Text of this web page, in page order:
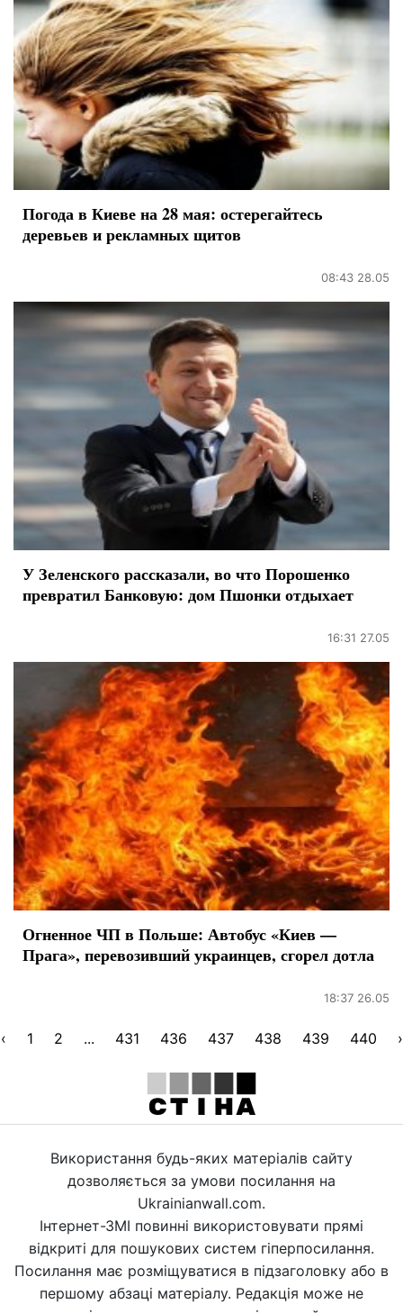
Погода в Киеве на 28 мая: остерегайтесь
деревьев и рекламных щитов
08:43 28.05
У Зеленского рассказали, во что Порошенко
превратил Банковую: дом Пшонки отдыхает
16:31 27.05
Огненное ЧП в Польше: Автобус «Киев —
Прага», перевозивший украинцев, сгорел дотла
18:37 26.05
‹ 1 2 ... 431 436 437 438 439 440 ›
Використання будь-яких матеріалів сайту
дозволяється за умови посилання на
Ukrainianwall.com.
Інтернет-ЗМІ повинні використовувати прямі
відкриті для пошукових систем гіперпосилання.
Посилання має розміщуватися в підзаголовку або в
першому абзаці матеріалу. Редакція може не